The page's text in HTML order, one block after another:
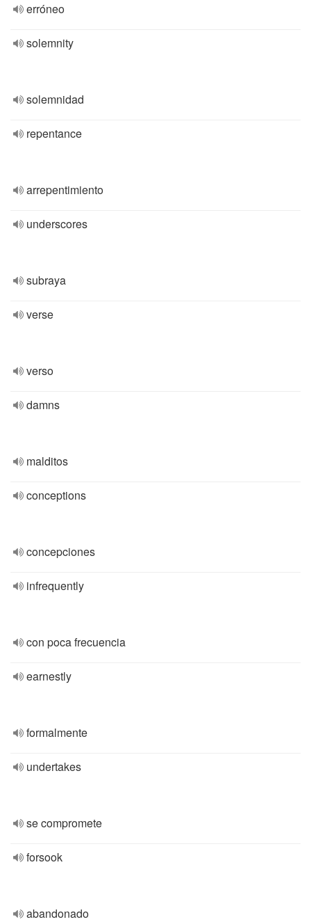
erróneo
solemnity
solemnidad
repentance
arrepentimiento
underscores
subraya
verse
verso
damns
malditos
conceptions
concepciones
infrequently
con poca frecuencia
earnestly
formalmente
undertakes
se compromete
forsook
abandonado